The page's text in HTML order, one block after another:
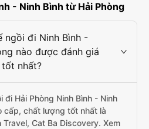
- Ninh Bình từ Hải Phòng
ngồi đi Ninh Bình -
nào được đánh giá
nhất?
đi Hải Phòng Ninh Bình - Ninh
cấp, chất lượng tốt nhất là
Travel, Cat Ba Discovery. Xem